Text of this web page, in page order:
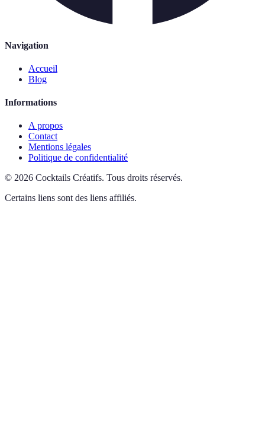
Navigation
Accueil
Blog
Informations
A propos
Contact
Mentions légales
Politique de confidentialité
© 2026 Cocktails Créatifs. Tous droits réservés.
Certains liens sont des liens affiliés.